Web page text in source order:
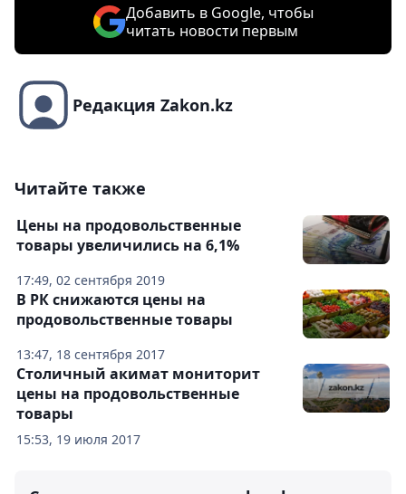
Добавить в Google, чтобы
читать новости первым
Редакция Zakon.kz
Читайте также
17:49, 02 сентября 2019
Цены на продовольственные
товары увеличились на 6,1%
13:47, 18 сентября 2017
В РК снижаются цены на
продовольственные товары
15:53, 19 июля 2017
Столичный акимат мониторит
цены на продовольственные
товары